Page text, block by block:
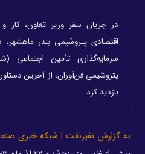
در جریان سفر وزیر تعاون، کار
اقتصادی پتروشیمی بندر
سرمایه‌گذاری تأمین
پتروشیمی فن‌آوران، از آخرین
بازدید کرد.
به گزارش نفیرنفت | شبکه خبری